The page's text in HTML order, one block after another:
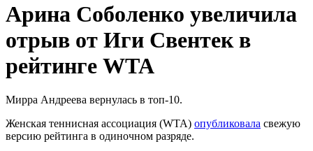
Арина Соболенко увеличила
отрыв от Иги Свентек в
рейтинге WTA
Мирра Андреева вернулась в топ-10.
Женская теннисная ассоциация (WTA) опубликовала свежую
версию рейтинга в одиночном разряде.